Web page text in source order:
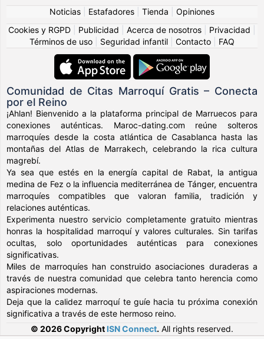
Noticias Estafadores Tienda
Opiniones
Cookies y RGPD
Publicidad Acerca de nosotros Privacidad
Términos de uso
Seguridad infantil Contacto FAQ
Comunidad de Citas Marroquí Gratis – Conecta
por el Reino
¡Ahlan! Bienvenido a la plataforma principal de Marruecos para
conexiones auténticas. Maroc-dating.com reúne solteros
marroquíes desde la costa atlántica de Casablanca hasta las
montañas del Atlas de Marrakech, celebrando la rica cultura
magrebí.
Ya sea que estés en la energía capital de Rabat, la antigua
medina de Fez o la influencia mediterránea de Tánger, encuentra
marroquíes compatibles que valoran familia, tradición y
relaciones auténticas.
Experimenta nuestro servicio completamente gratuito mientras
honras la hospitalidad marroquí y valores culturales. Sin tarifas
ocultas, solo oportunidades auténticas para conexiones
significativas.
Miles de marroquíes han construido asociaciones duraderas a
través de nuestra comunidad que celebra tanto herencia como
aspiraciones modernas.
Deja que la calidez marroquí te guíe hacia tu próxima conexión
significativa a través de este hermoso reino.
© 2026 Copyright ISN Connect. All rights reserved.